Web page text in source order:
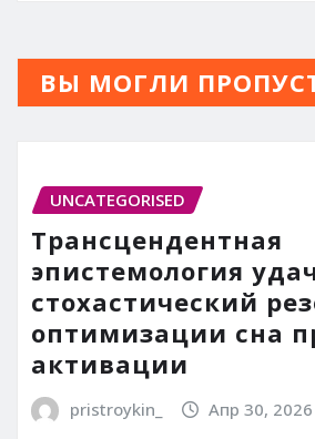
ВЫ МОГЛИ
UNCATEGORISED
Трансцендентная
эпистемология
стохастический
оптимизации сна
активации
pristroykin_ Апр 30, 2026